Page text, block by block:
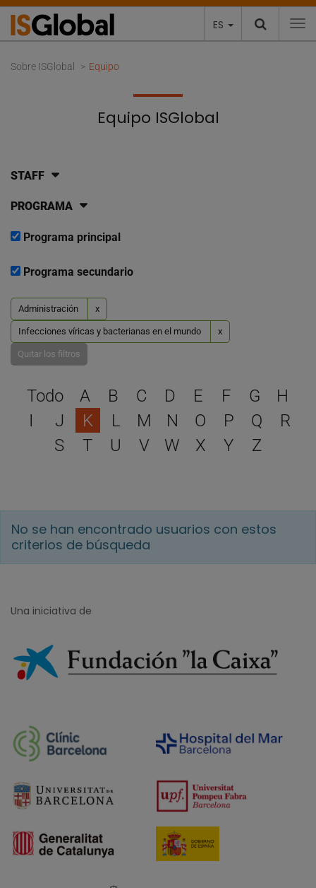
ES
Sobre ISGlobal Equipo
Equipo ISGlobal
STAFF
PROGRAMA
Programa principal
Programa secundario
Administración x
Infecciones víricas y bacterianas en el mundo x
Quitar los filtros
Selecciona una letra
Todo A B C D E F G
H
I
J K L M N O P Q
R
S
T U V W X Y Z
No se han encontrado usuarios con estos
criterios de búsqueda
Una iniciativa de